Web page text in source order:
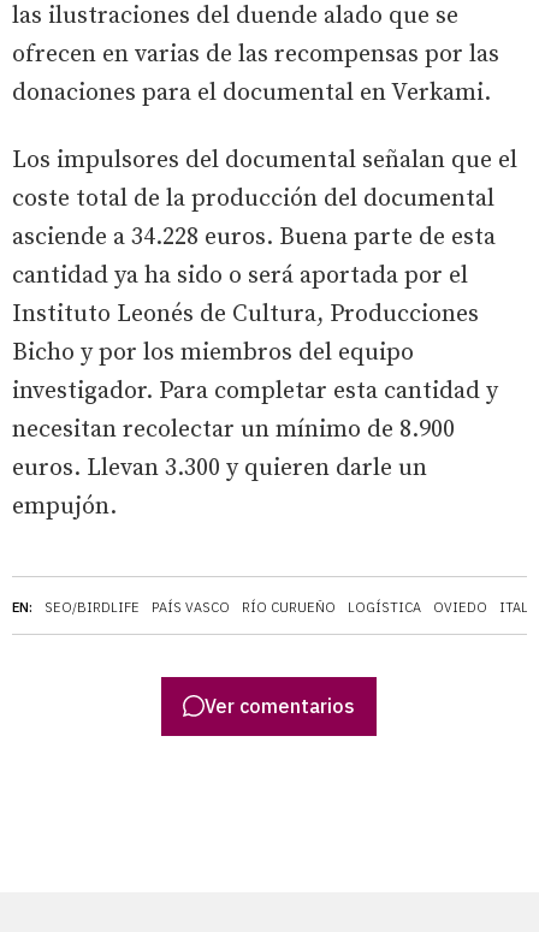
EN: SEO/BIRDLIFE PAÍS VASCO RÍO CURUEÑO LOGÍSTICA OVIEDO
las ilustraciones del duende alado que se
ofrecen en varias de las recompensas por las
donaciones para el documental en Verkami.
Los impulsores del documental señalan que el
coste total de la producción del documental
asciende a 34.228 euros. Buena parte de esta
cantidad ya ha sido o será aportada por el
Instituto Leonés de Cultura, Producciones
Bicho y por los miembros del equipo
investigador. Para completar esta cantidad y
necesitan recolectar un mínimo de 8.900
euros. Llevan 3.300 y quieren darle un
empujón.
Ver comentarios